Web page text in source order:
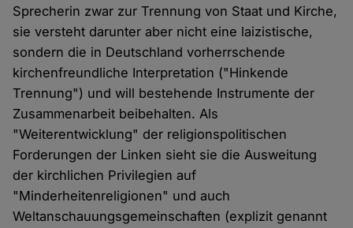
Sprecherin zwar zur Trennung von Staat und Kirche,
sie versteht darunter aber nicht eine laizistische,
sondern die in Deutschland vorherrschende
kirchenfreundliche Interpretation ("Hinkende
Trennung") und will bestehende Instrumente der
Zusammenarbeit beibehalten. Als
"Weiterentwicklung" der religionspolitischen
Forderungen der Linken sieht sie die Ausweitung
der kirchlichen Privilegien auf
"Minderheitenreligionen" und auch
Weltanschauungsgemeinschaften (explizit genannt